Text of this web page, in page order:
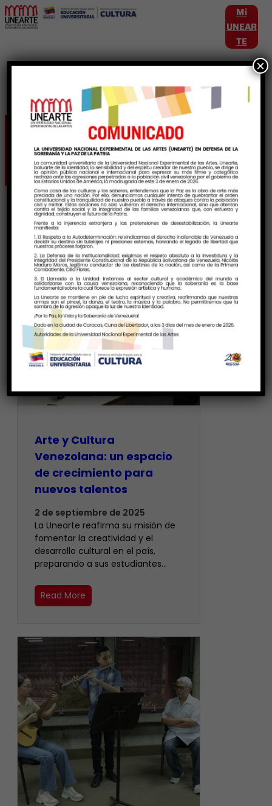
Mi
UNEAR
TE
Etiqueta:MuestraExpositiva
Arte y Cultura
Venezolana: un espacio
de crecimiento para
nuevos talentos
2 de septiembre de 2025
La Unearte reafirma su misión de
fomentar la creatividad y el
desarrollo cultural en el país,
preparando a sus estudiantes…
Read More
×